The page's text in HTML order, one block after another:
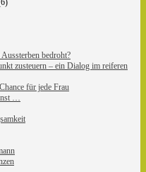
bedroht?
zusteuern – ein Dialog im reiferen
für jede Frau
…